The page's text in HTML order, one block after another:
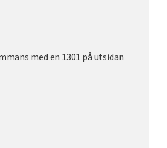
med en 1301 på utsidan